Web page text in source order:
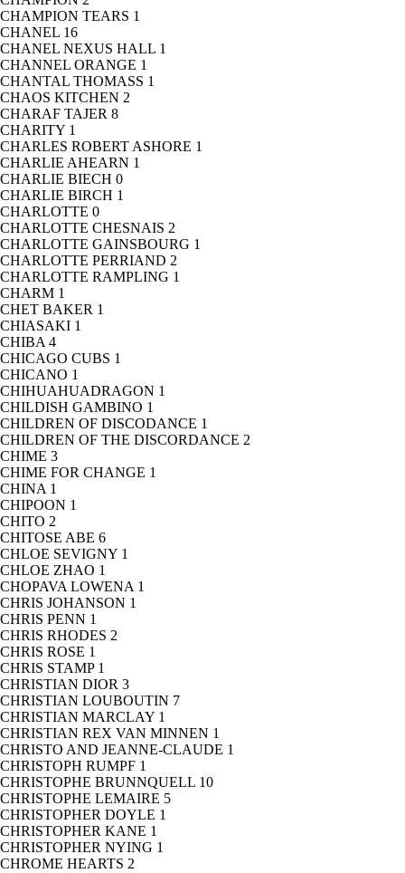
CHAMPION TEARS 1
CHANEL 16
CHANEL NEXUS HALL 1
CHANNEL ORANGE 1
CHANTAL THOMASS 1
CHAOS KITCHEN 2
CHARAF TAJER 8
CHARITY 1
CHARLES ROBERT ASHORE 1
CHARLIE AHEARN 1
CHARLIE BIECH 0
CHARLIE BIRCH 1
CHARLOTTE 0
CHARLOTTE CHESNAIS 2
CHARLOTTE GAINSBOURG 1
CHARLOTTE PERRIAND 2
CHARLOTTE RAMPLING 1
CHARM 1
CHET BAKER 1
CHIASAKI 1
CHIBA 4
CHICAGO CUBS 1
CHICANO 1
CHIHUAHUADRAGON 1
CHILDISH GAMBINO 1
CHILDREN OF DISCODANCE 1
CHILDREN OF THE DISCORDANCE 2
CHIME 3
CHIME FOR CHANGE 1
CHINA 1
CHIPOON 1
CHITO 2
CHITOSE ABE 6
CHLOE SEVIGNY 1
CHLOE ZHAO 1
CHOPAVA LOWENA 1
CHRIS JOHANSON 1
CHRIS PENN 1
CHRIS RHODES 2
CHRIS ROSE 1
CHRIS STAMP 1
CHRISTIAN DIOR 3
CHRISTIAN LOUBOUTIN 7
CHRISTIAN MARCLAY 1
CHRISTIAN REX VAN MINNEN 1
CHRISTO AND JEANNE-CLAUDE 1
CHRISTOPH RUMPF 1
CHRISTOPHE BRUNNQUELL 10
CHRISTOPHE LEMAIRE 5
CHRISTOPHER DOYLE 1
CHRISTOPHER KANE 1
CHRISTOPHER NYING 1
CHROME HEARTS 2